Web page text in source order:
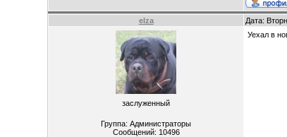
elza Дата:
заслуженный
Группа: Администраторы
Сообщений: 10496
Уехал в